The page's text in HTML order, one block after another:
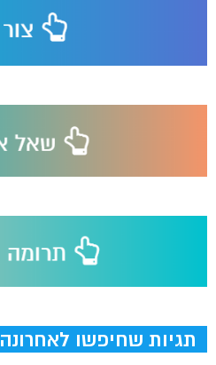
תגיות שחיפשו לאחרונה